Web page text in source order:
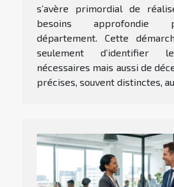
s’avère primordial de
besoins approfondie
département. Cette
seulement d’identifier
nécessaires mais aussi de
précises, souvent distinctes, au...